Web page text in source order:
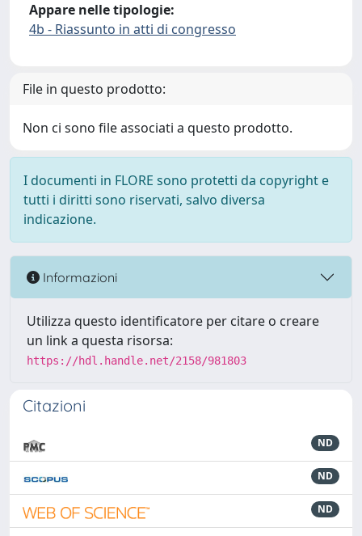
Appare nelle tipologie:
4b - Riassunto in atti di congresso
File in questo prodotto:
Non ci sono file associati a questo prodotto.
I documenti in FLORE sono protetti da copyright e
tutti i diritti sono riservati, salvo diversa
indicazione.
Informazioni
Utilizza questo identificatore per citare o creare
un link a questa risorsa:
https://hdl.handle.net/2158/981803
Citazioni
ND
ND
ND